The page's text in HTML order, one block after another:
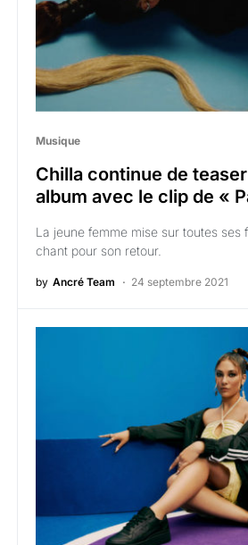
Musique
Chilla continue de
album avec le clip de «
La jeune femme mise sur toutes ses
chant pour son retour.
by Ancré Team 24 septembre 2021